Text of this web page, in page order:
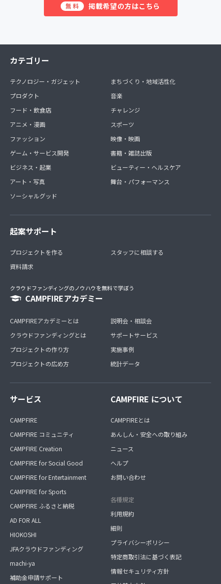
無料 掲載希望の方はこちら
カテゴリー
テクノロジー・ガジェット
プロダクト
フード・飲食店
アニメ・漫画
ファッション
ゲーム・サービス開発
ビジネス・起業
アート・写真
ソーシャルグッド
まちづくり・地域活性化
音楽
チャレンジ
スポーツ
映像・映画
書籍・雑誌出版
ビューティー・ヘルスケア
舞台・パフォーマンス
起案サポート
プロジェクトを作る
資料請求
スタッフに相談する
クラウドファンディングのノウハウを無料で学ぼう
CAMPFIREアカデミー
CAMPFIREアカデミーとは
クラウドファンディングとは
プロジェクトの作り方
プロジェクトの広め方
説明会・相談会
サポートサービス
実施事例
統計データ
サービス
CAMPFIRE
CAMPFIRE コミュニティ
CAMPFIRE Creation
CAMPFIRE for Social Good
CAMPFIRE for Entertainment
CAMPFIRE for Sports
CAMPFIRE ふるさと納税
AD FOR ALL
HIOKOSHI
JFAクラウドファンディング
machi-ya
補助金申請サポート
CAMPFIRE について
CAMPFIREとは
あんしん・安全への取り組み
ニュース
ヘルプ
お問い合わせ
各種規定
利用規約
細則
プライバシーポリシー
特定商取引法に基づく表記
情報セキュリティ方針